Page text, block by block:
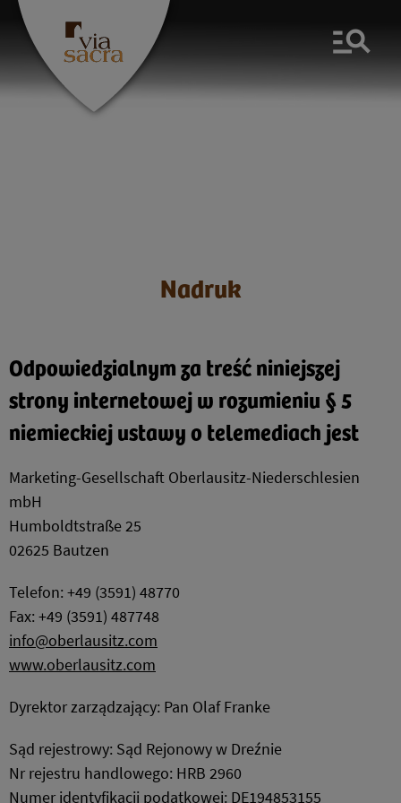
Nadruk
Odpowiedzialnym za treść niniejszej
strony internetowej w rozumieniu § 5
niemieckiej ustawy o telemediach jest
Marketing-Gesellschaft Oberlausitz-Niederschlesien
mbH
Humboldtstraße 25
02625 Bautzen
Telefon: +49 (3591) 48770
Fax: +49 (3591) 487748
info@oberlausitz.com
www.oberlausitz.com
Dyrektor zarządzający: Pan Olaf Franke
Sąd rejestrowy: Sąd Rejonowy w Dreźnie
Nr rejestru handlowego: HRB 2960
Numer identyfikacji podatkowej: DE194853155